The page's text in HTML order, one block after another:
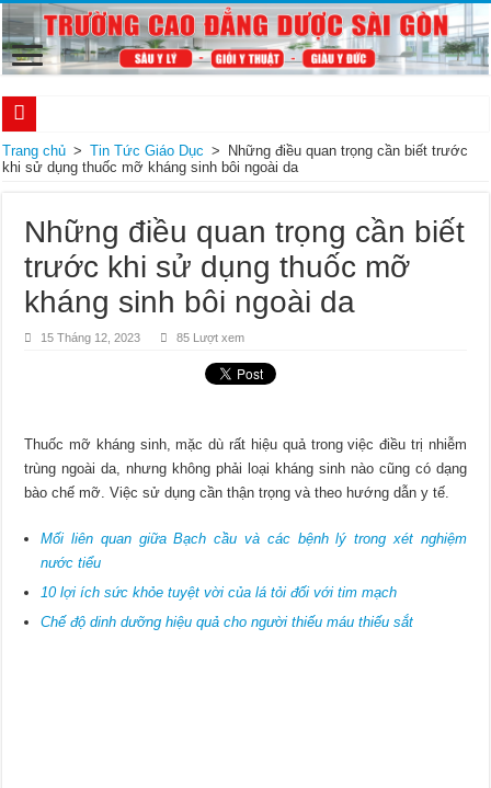
Bí mật của muối trong việc chữa trị đau dạ dày
Tuyển sinh hệ Chính quy 2 năm Cao đẳng Dược TPHCM năm 2023
Tuyển sinh Văn bằng 2 Cao đẳng Dược TPHCM 2023 bằng phương thức xét
Thời gian đào tạo chuyển đổi Văn bằng 2 Cao đẳng Dược TPHCM trong bao
Thông tin tuyển sinh Cao đẳng Dược hệ chính quy năm 2023 tại TPHCM
Tuyển sinh Liên thông Cao đẳng Dược học cuối tuần tại TPHCM
Chính sách miễn giảm học phí Cao đẳng Dược TPHCM năm 2022
Trang chủ > Tin Tức Giáo Dục >
Những điều quan trọng cần biết trước
khi sử dụng thuốc mỡ kháng sinh bôi ngoài da
Những điều quan trọng cần biết
trước khi sử dụng thuốc mỡ
kháng sinh bôi ngoài da
15 Tháng 12, 2023 85 Lượt xem
Thuốc mỡ kháng sinh, mặc dù rất hiệu quả trong việc điều trị nhiễm
trùng ngoài da, nhưng không phải loại kháng sinh nào cũng có dạng
bào chế mỡ. Việc sử dụng cần thận trọng và theo hướng dẫn y tế.
Mối liên quan giữa Bạch cầu và các bệnh lý trong xét nghiệm
nước tiểu
10 lợi ích sức khỏe tuyệt vời của lá tỏi đối với tim mạch
Chế độ dinh dưỡng hiệu quả cho người thiếu máu thiếu sắt